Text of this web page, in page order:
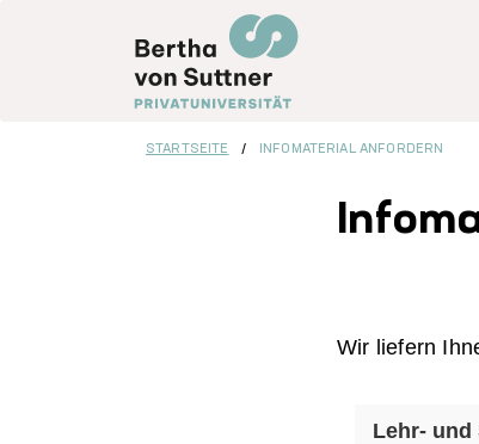
STARTSEITE INFOMATERIAL ANFORDERN
Wir liefern
Lehr- und